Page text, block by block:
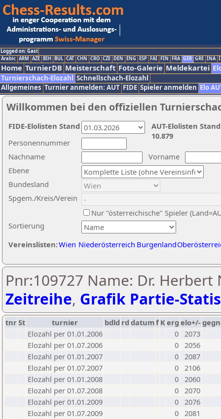
Logged on: Gast
Arabic ARM AZE BIH BUL CAT CHN CRO CZE DEN ENG ESP FAI FIN FRA GER GRE INA
Home TurnierDB Meisterschaft Foto-Galerie Meldekartei
Turnierschach-Elozahl Schnellschach-Elozahl
Allgemeines Turnier anmelden: AUT FIDE Spieler anmelden Elo
Willkommen bei den offiziellen
Nachname
Vorname
Ebene
Sortierung
Personennummer
Bundesland
Spgem./Kreis/Verein
Nur "österreichische" Spieler
Vereinslisten:Wien Niederösterreich Burgenland
AUT-Elolisten
10.879
FIDE-Elolisten Stand
Pnr:109727 Name: Dr. Herbert
Zeitreihe, Grafik Partie-
tnrSt turnier bdld rd datumf Kerg elo+/-
Elozahl per 01.01.2006
0 2073
Elozahl per 01.07.2006
0 2056
Elozahl per 01.01.2007
0 2087
Elozahl per 01.07.2007
0 2106
Elozahl per 01.01.2008
0 2060
Elozahl per 01.07.2008
0 2070
Elozahl per 01.01.2009
0 2076
Elozahl per 01.07.2009
0 2081